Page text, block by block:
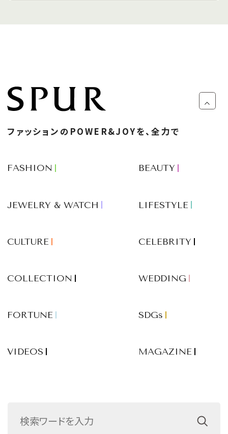
ファッションのPOWER&JOYを、全力で
FASHION BEAUTY
JEWELRY & WATCH LIFESTYLE
CULTURE CELEBRITY
COLLECTION WEDDING
FORTUNE SDGs
VIDEOS MAGAZINE